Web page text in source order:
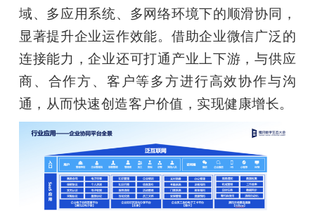
域、多应用系统、多网络环境下的顺滑协同，
显著提升企业运作效能。借助企业微信广泛的
连接能力，企业还可打通产业上下游，与供应
商、合作方、客户等多方进行高效协作与沟
通，从而快速创造客户价值，实现健康增长。